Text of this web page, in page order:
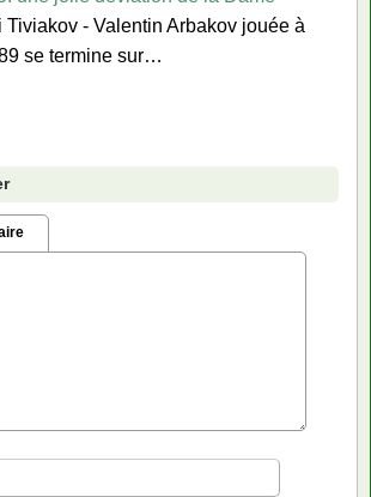
Tiviakov - Valentin Arbakov jouée à
se termine sur…